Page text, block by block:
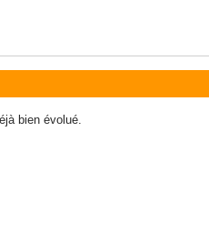
bien évolué.